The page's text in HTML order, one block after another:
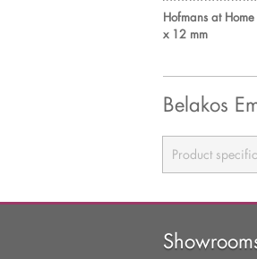
Hofmans at
x 12 mm
Belakos
Product